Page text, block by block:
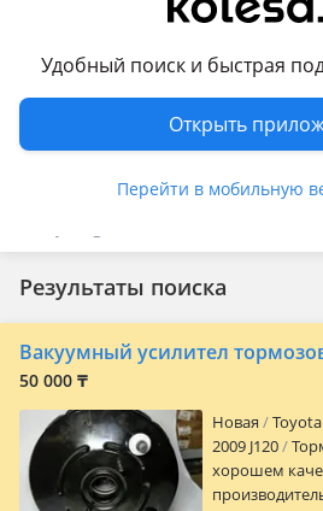
Удобный поиск и быстрая
Открыть
Перейти в мобильную
Новая Toyota Land Cruiser Prado 2002 -
0
Результаты поиска
Вакуумный усилител
50 000 ₸
Новая
2009 J120
хорошем